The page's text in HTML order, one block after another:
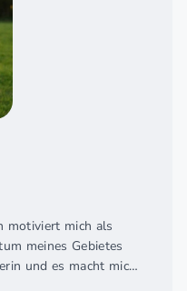
motiviert mich als
meines Gebietes
und es macht mich